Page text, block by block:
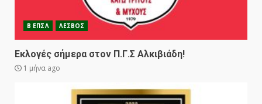
Β ΕΠΣΛ ΛΕΣΒΟΣ
Εκλογές σήμερα στον Π.Γ.Σ Αλκιβιάδη!
1 μήνα ago